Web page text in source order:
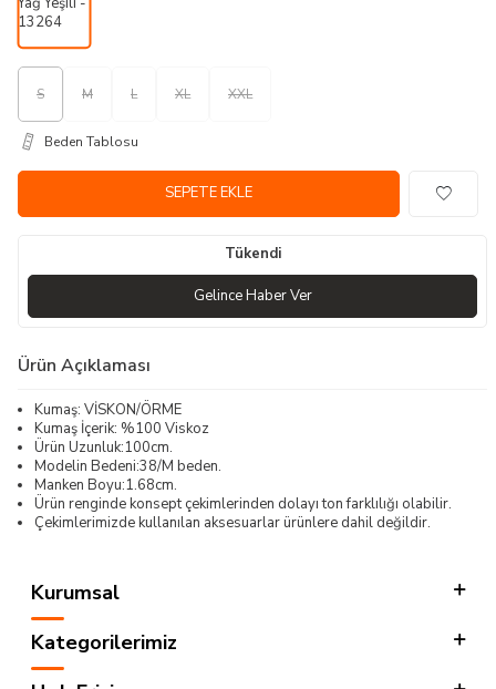
S M L XL XXL
Beden Tablosu
SEPETE EKLE
Tükendi
Gelince Haber Ver
Ürün Açıklaması
Kumaş: VİSKON/ÖRME
Kumaş İçerik: %100 Viskoz
Ürün Uzunluk:100cm.
Modelin Bedeni:38/M beden.
Manken Boyu:1.68cm.
Ürün renginde konsept çekimlerinden dolayı ton farklılığı olabilir.
Çekimlerimizde kullanılan aksesuarlar ürünlere dahil değildir.
Kurumsal
Kategorilerimiz